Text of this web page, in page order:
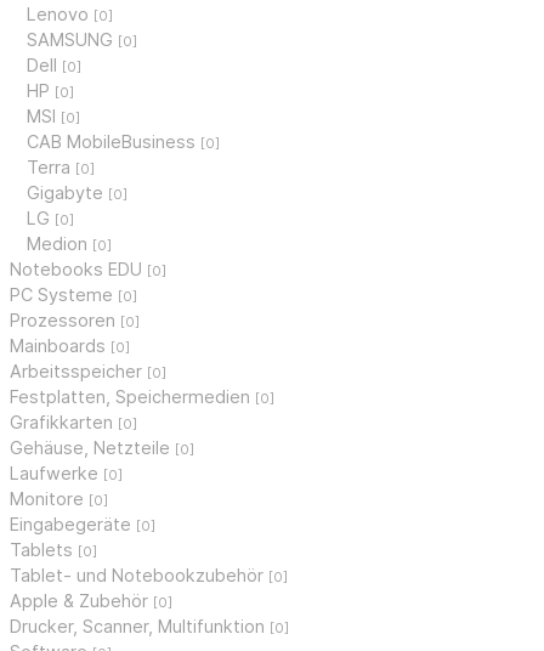
Lenovo [0]
SAMSUNG [0]
Dell [0]
HP [0]
MSI [0]
CAB MobileBusiness [0]
Terra [0]
Gigabyte [0]
LG [0]
Medion [0]
Notebooks EDU [0]
PC Systeme [0]
Prozessoren [0]
Mainboards [0]
Arbeitsspeicher [0]
Festplatten, Speichermedien [0]
Grafikkarten [0]
Gehäuse, Netzteile [0]
Laufwerke [0]
Monitore [0]
Eingabegeräte [0]
Tablets [0]
Tablet- und Notebookzubehör [0]
Apple & Zubehör [0]
Drucker, Scanner, Multifunktion [0]